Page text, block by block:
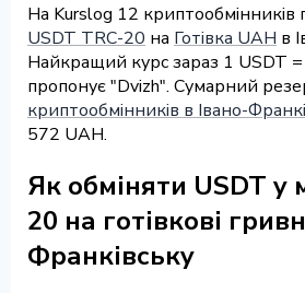
На Kurslog 12 криптообмінників
USDT TRC-20 на Готівка UAH в
Найкращий курс зараз 1 USDT
пропонує "Dvizh". Сумарний
криптообмінників в Івано-
572 UAH.
Як обміняти USDT у
20 на готівкові
Франківську